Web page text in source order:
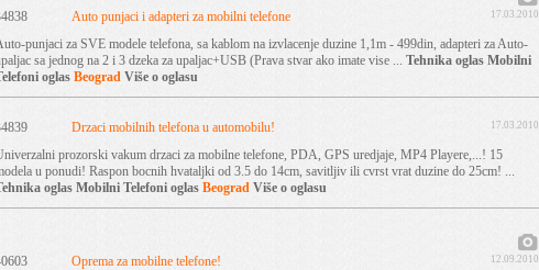
Auto punjaci i adapteri za mobilni telefone 17.03.2010
punjaci za SVE modele telefona, sa kablom na izvlacenje duzine 1,1m - 499din, adapteri za Auto-
sa jednog na 2 i 3 dzeka za upaljac+USB (Prava stvar ako imate vise ... Tehnika oglas Mobilni
oglas Beograd Više o oglasu
Drzaci mobilnih telefona u automobilu! 17.03.2010
prozorski vakum drzaci za mobilne telefone, PDA, GPS uredjaje, MP4 Playere,...! 15
u ponudi! Raspon bocnih hvataljki od 3.5 do 14cm, savitljiv ili cvrst vrat duzine do 25cm! ...
oglas Mobilni Telefoni oglas Beograd Više o oglasu
Oprema za mobilne telefone! 12.09.2010